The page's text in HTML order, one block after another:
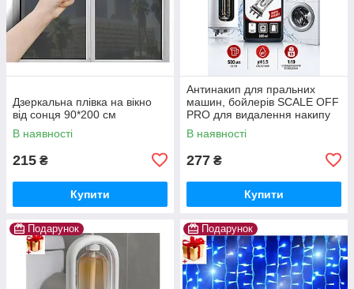
Дзеркальна плівка на вікно
від сонця 90*200 см
В наявності
215 ₴
Купити
Антинакип для пральних
машин, бойлерів SCALE OFF
PRO для видалення накипу
В наявності
277 ₴
Купити
Подарунок Подарунок